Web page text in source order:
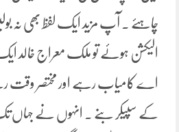
الیکشن ہوئے تو ملک معراج خالد ایک
اے کامیاب رہے اور مختصر وقت
کے سپیکر بنے ۔ انہوں نے جہاں